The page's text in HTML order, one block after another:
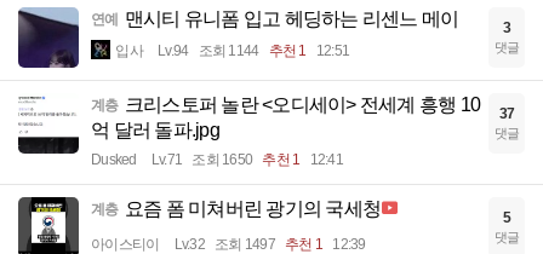
연예 맨시티 유니폼 입고 헤딩하는 리센느 메이
입사 Lv.94 조회 1144 추천 1 12:51
3
댓글
계층 크리스토퍼 놀란 <오디세이> 전세계 흥행 10
억 달러 돌파.jpg
Dusked Lv.71 조회 1650 추천 1 12:41
37
댓글
계층 요즘 폼 미쳐버린 광기의 국세청
아이스티이 Lv.32 조회 1497 추천 1 12:39
5
댓글